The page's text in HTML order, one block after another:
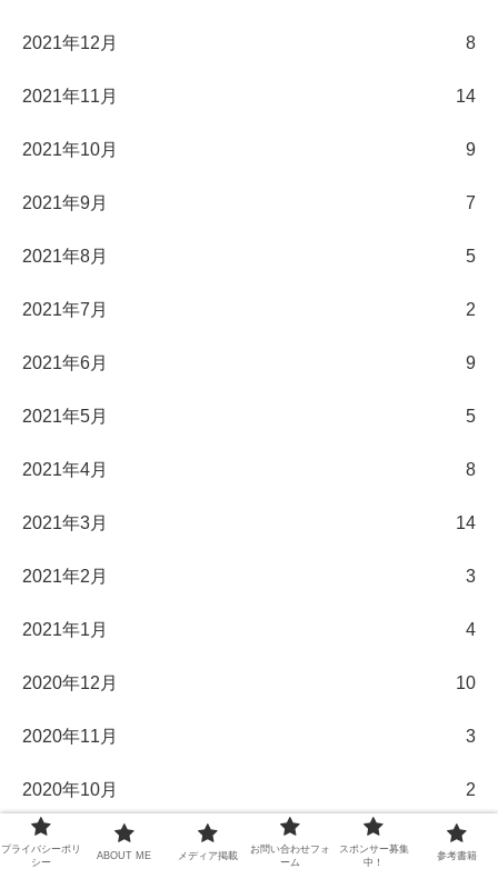
2021年12月 8
2021年11月 14
2021年10月 9
2021年9月 7
2021年8月 5
2021年7月 2
2021年6月 9
2021年5月 5
2021年4月 8
2021年3月 14
2021年2月 3
2021年1月 4
2020年12月 10
2020年11月 3
2020年10月 2
2020年9月
プライバシーポリ
シー
ABOUT ME メディア掲載
お問い合わせフォ
ーム
スポンサー募集
中！
参考書籍